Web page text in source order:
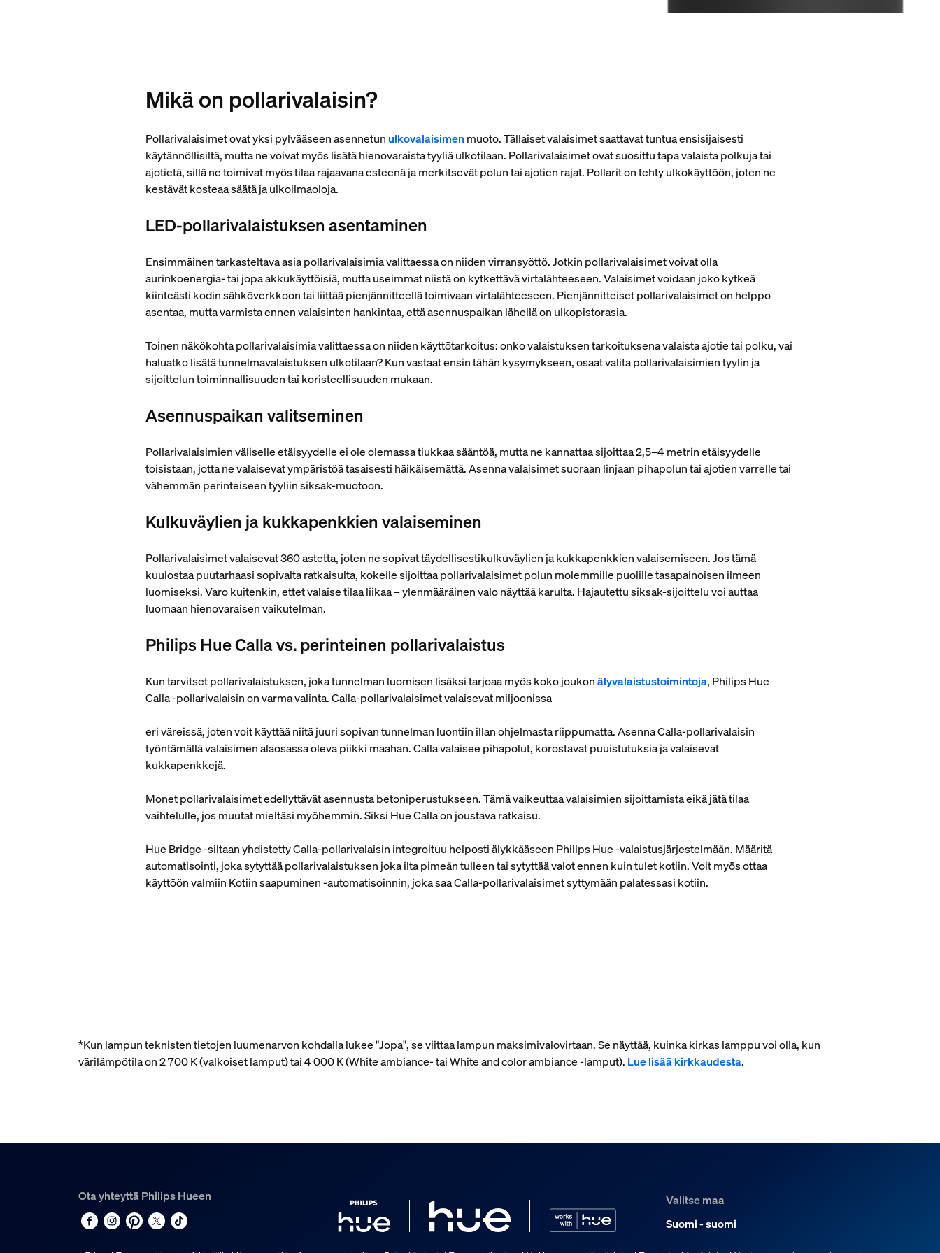
Mikä on pollarivalaisin?
Pollarivalaisimet ovat yksi pylvääseen asennetun ulkovalaisimen muoto. Tällaiset valaisimet saattavat tuntua ensisijaisesti
käytännöllisiltä, mutta ne voivat myös lisätä hienovaraista tyyliä ulkotilaan. Pollarivalaisimet ovat suosittu tapa valaista polkuja tai
ajotietä, sillä ne toimivat myös tilaa rajaavana esteenä ja merkitsevät polun tai ajotien rajat. Pollarit on tehty ulkokäyttöön, joten ne
kestävät kosteaa säätä ja ulkoilmaoloja.
LED-pollarivalaistuksen asentaminen
Ensimmäinen tarkasteltava asia pollarivalaisimia valittaessa on niiden virransyöttö. Jotkin pollarivalaisimet voivat olla
aurinkoenergia- tai jopa akkukäyttöisiä, mutta useimmat niistä on kytkettävä virtalähteeseen. Valaisimet voidaan joko kytkeä
kiinteästi kodin sähköverkkoon tai liittää pienjännitteellä toimivaan virtalähteeseen. Pienjännitteiset pollarivalaisimet on helppo
asentaa, mutta varmista ennen valaisinten hankintaa, että asennuspaikan lähellä on ulkopistorasia.
Toinen näkökohta pollarivalaisimia valittaessa on niiden käyttötarkoitus: onko valaistuksen tarkoituksena valaista ajotie tai polku, vai
haluatko lisätä tunnelmavalaistuksen ulkotilaan? Kun vastaat ensin tähän kysymykseen, osaat valita pollarivalaisimien tyylin ja
sijoittelun toiminnallisuuden tai koristeellisuuden mukaan.
Asennuspaikan valitseminen
Pollarivalaisimien väliselle etäisyydelle ei ole olemassa tiukkaa sääntöä, mutta ne kannattaa sijoittaa 2,5–4 metrin etäisyydelle
toisistaan, jotta ne valaisevat ympäristöä tasaisesti häikäisemättä. Asenna valaisimet suoraan linjaan pihapolun tai ajotien varrelle tai
vähemmän perinteiseen tyyliin siksak-muotoon.
Kulkuväylien ja kukkapenkkien valaiseminen
Pollarivalaisimet valaisevat 360 astetta, joten ne sopivat täydellisestikulkuväylien ja kukkapenkkien valaisemiseen. Jos tämä
kuulostaa puutarhaasi sopivalta ratkaisulta, kokeile sijoittaa pollarivalaisimet polun molemmille puolille tasapainoisen ilmeen
luomiseksi. Varo kuitenkin, ettet valaise tilaa liikaa – ylenmääräinen valo näyttää karulta. Hajautettu siksak-sijoittelu voi auttaa
luomaan hienovaraisen vaikutelman.
Philips Hue Calla vs. perinteinen pollarivalaistus
Kun tarvitset pollarivalaistuksen, joka tunnelman luomisen lisäksi tarjoaa myös koko joukonälyvalaistustoimintoja, Philips Hue
Calla ‑pollarivalaisin on varma valinta. Calla-pollarivalaisimet valaisevat miljoonissa
eri väreissä, joten voit käyttää niitä juuri sopivan tunnelman luontiin illan ohjelmasta riippumatta. Asenna Calla-pollarivalaisin
työntämällä valaisimen alaosassa oleva piikki maahan. Calla valaisee pihapolut, korostavat puuistutuksia ja valaisevat
kukkapenkkejä.
Monet pollarivalaisimet edellyttävät asennusta betoniperustukseen. Tämä vaikeuttaa valaisimien sijoittamista eikä jätä tilaa
vaihtelulle, jos muutat mieltäsi myöhemmin. Siksi Hue Calla on joustava ratkaisu.
Hue Bridge ‑siltaan yhdistetty Calla-pollarivalaisin integroituu helposti älykkääseen Philips Hue ‑valaistusjärjestelmään. Määritä
automatisointi, joka sytyttää pollarivalaistuksen joka ilta pimeän tulleen tai sytyttää valot ennen kuin tulet kotiin. Voit myös ottaa
käyttöön valmiin Kotiin saapuminen ‑automatisoinnin, joka saa Calla-pollarivalaisimet syttymään palatessasi kotiin.
*Kun lampun teknisten tietojen luumenarvon kohdalla lukee "Jopa", se viittaa lampun maksimivalovirtaan. Se näyttää, kuinka kirkas lamppu voi olla, kun
värilämpötila on 2 700 K (valkoiset lamput) tai 4 000 K (White ambiance- tai White and color ambiance ‑lamput). Lue lisää kirkkaudesta.
Ota yhteyttä Philips Hueen
Valitse maa
Suomi - suomi